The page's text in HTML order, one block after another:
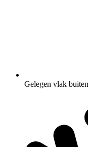
Gelegen vlak